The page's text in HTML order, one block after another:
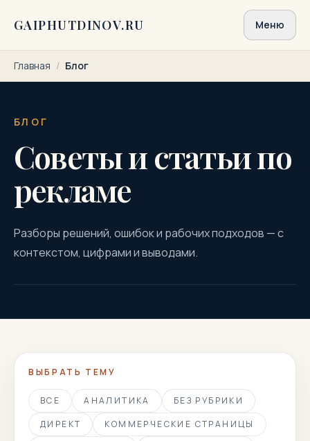
GAIPHUTDINOV.RU Меню
Главная / Блог
БЛОГ
Советы и статьи по
рекламе
Разборы решений, ошибок и рабочих подходов — с
контекстом, цифрами и выводами.
ВЫБРАТЬ ТЕМУ
ВСЕ АНАЛИТИКА
БЕЗ РУБРИКИ
ДИРЕКТ
КОММЕРЧЕСКИЕ СТРАНИЦЫ